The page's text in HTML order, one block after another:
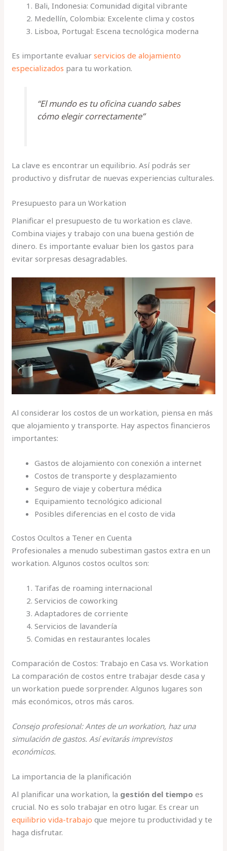
Bali, Indonesia: Comunidad digital vibrante
Medellín, Colombia: Excelente clima y costos
Lisboa, Portugal: Escena tecnológica moderna
Es importante evaluarservicios de alojamiento
especializados para tu workation.
“El mundo es tu oficina cuando sabes
cómo elegir correctamente”
La clave es encontrar un equilibrio. Así podrás ser
productivo y disfrutar de nuevas experiencias culturales.
Presupuesto para un Workation
Planificar el presupuesto de tu workation es clave.
Combina viajes y trabajo con una buena gestión de
dinero. Es importante evaluar bien los gastos para
evitar sorpresas desagradables.
Al considerar los costos de un workation, piensa en más
que alojamiento y transporte. Hay aspectos financieros
importantes:
Gastos de alojamiento con conexión a internet
Costos de transporte y desplazamiento
Seguro de viaje y cobertura médica
Equipamiento tecnológico adicional
Posibles diferencias en el costo de vida
Costos Ocultos a Tener en Cuenta
Profesionales a menudo subestiman gastos extra en un
workation. Algunos costos ocultos son:
Tarifas de roaming internacional
Servicios de coworking
Adaptadores de corriente
Servicios de lavandería
Comidas en restaurantes locales
Comparación de Costos: Trabajo en Casa vs. Workation
La comparación de costos entre trabajar desde casa y
un workation puede sorprender. Algunos lugares son
más económicos, otros más caros.
Consejo profesional: Antes de un workation, haz una
simulación de gastos. Así evitarás imprevistos
económicos.
La importancia de la planificación
Al planificar una workation, la gestión del tiempo es
crucial. No es solo trabajar en otro lugar. Es crear un
equilibrio vida-trabajo que mejore tu productividad y te
haga disfrutar.